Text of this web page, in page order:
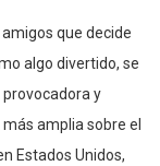
que decide
algo divertido, se
y
amplia sobre el
Estados Unidos,